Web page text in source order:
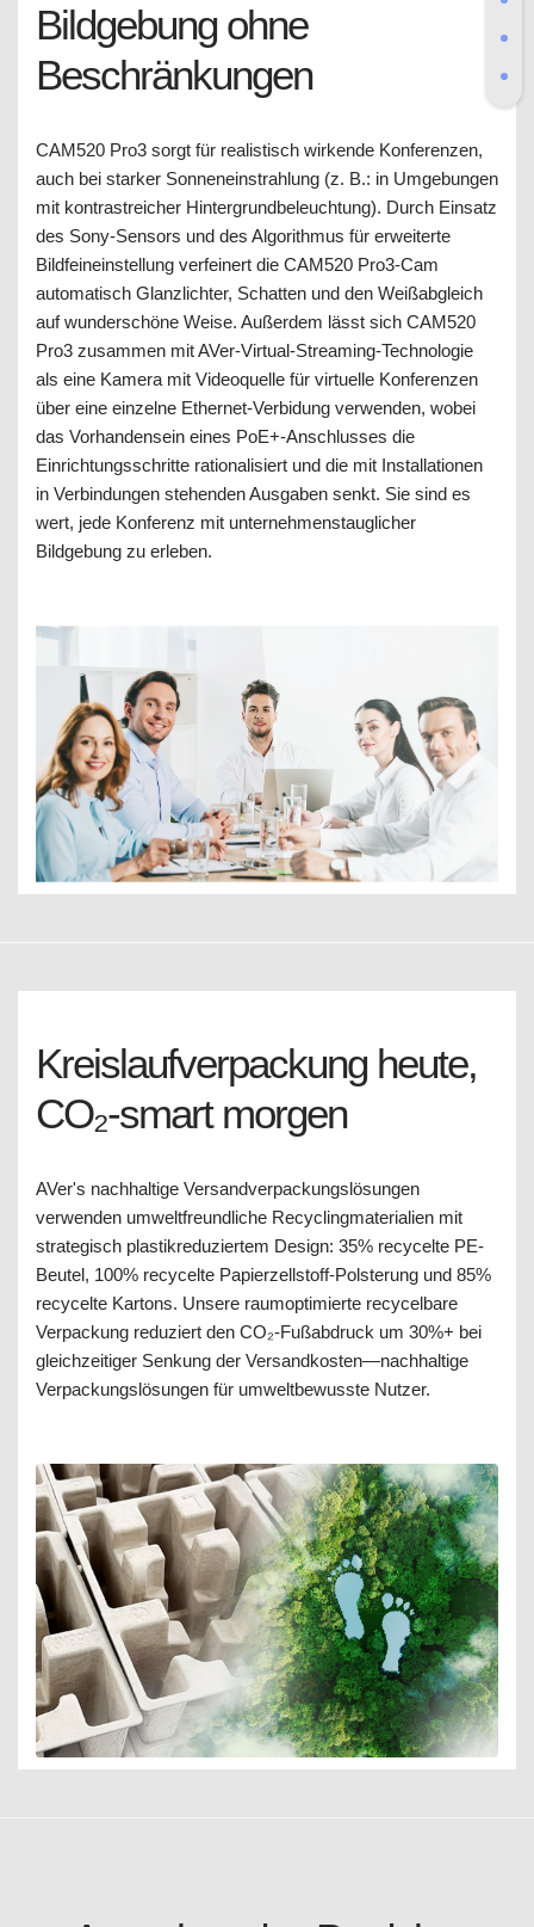
Bildgebung ohne
Beschränkungen
CAM520 Pro3 sorgt für realistisch wirkende Konferenzen,
auch bei starker Sonneneinstrahlung (z. B.: in Umgebungen
mit kontrastreicher Hintergrundbeleuchtung). Durch Einsatz
des Sony-Sensors und des Algorithmus für erweiterte
Bildfeineinstellung verfeinert die CAM520 Pro3-Cam
automatisch Glanzlichter, Schatten und den Weißabgleich
auf wunderschöne Weise. Außerdem lässt sich CAM520
Pro3 zusammen mit AVer-Virtual-Streaming-Technologie
als eine Kamera mit Videoquelle für virtuelle Konferenzen
über eine einzelne Ethernet-Verbidung verwenden, wobei
das Vorhandensein eines PoE+-Anschlusses die
Einrichtungsschritte rationalisiert und die mit Installationen
in Verbindungen stehenden Ausgaben senkt. Sie sind es
wert, jede Konferenz mit unternehmenstauglicher
Bildgebung zu erleben.
Kreislaufverpackung heute,
CO₂-smart morgen
AVer's nachhaltige Versandverpackungslösungen
verwenden umweltfreundliche Recyclingmaterialien mit
strategisch plastikreduziertem Design: 35% recycelte PE-
Beutel, 100% recycelte Papierzellstoff-Polsterung und 85%
recycelte Kartons. Unsere raumoptimierte recycelbare
Verpackung reduziert den CO₂-Fußabdruck um 30%+ bei
gleichzeitiger Senkung der Versandkosten—nachhaltige
Verpackungslösungen für umweltbewusste Nutzer.